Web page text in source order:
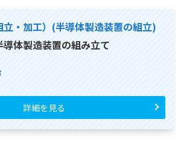
立・加工）(半導体製造装置の組立)
導体製造装置の組み立て
詳細を見る